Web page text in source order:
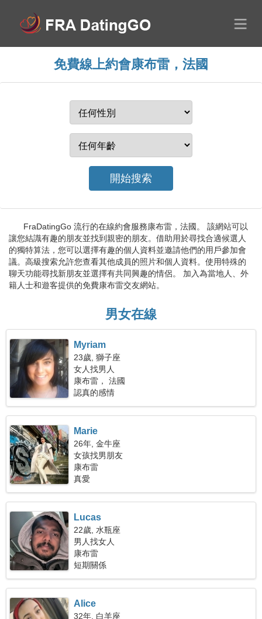
免費線上約會康布雷，法國
FraDatingGo 流行的在線約會服務康布雷，法國。 該網站可以
讓您結識有趣的朋友並找到親密的朋友。借助用於尋找合適候選人
的獨特算法，您可以選擇有趣的個人資料並邀請他們的用戶參加會
議。高級搜索允許您查看其他成員的照片和個人資料。使用特殊的
聊天功能尋找新朋友並選擇有共同興趣的情侶。 加入為當地人、外
籍人士和遊客提供的免費康布雷交友網站。
男女在線
Myriam
23歲, 獅子座
女人找男人
康布雷， 法國
認真的感情
Marie
26年, 金牛座
女孩找男朋友
康布雷
真愛
Lucas
22歲, 水瓶座
男人找女人
康布雷
短期關係
Alice
32年, 白羊座